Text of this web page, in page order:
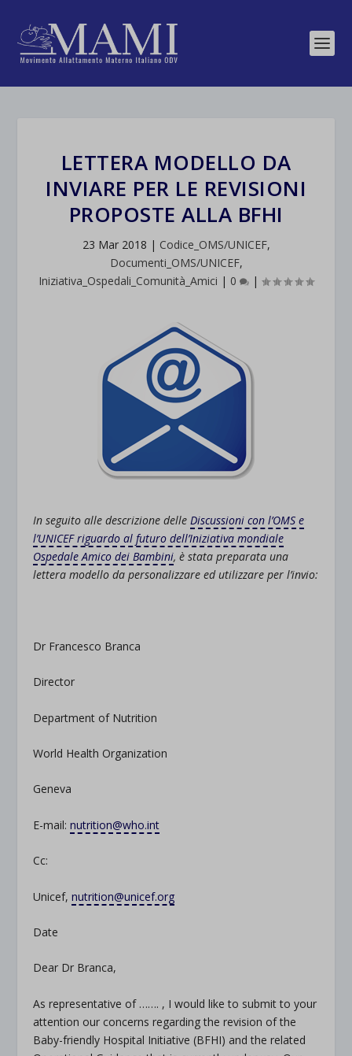
LETTERA MODELLO DA
INVIARE PER LE REVISIONI
PROPOSTE ALLA BFHI
23 Mar 2018 | Codice_OMS/UNICEF,
Documenti_OMS/UNICEF,
Iniziativa_Ospedali_Comunità_Amici | 0 |
In seguito alle descrizione delleDiscussioni con l’OMS e
l’UNICEF riguardo al futuro dell’Iniziativa mondiale
Ospedale Amico dei Bambini, è stata preparata una
lettera modello da personalizzare ed utilizzare per l’invio:
Dr Francesco Branca
Director
Department of Nutrition
World Health Organization
Geneva
E-mail:nutrition@who.int
Cc:
Unicef,nutrition@unicef.org
Date
Dear Dr Branca,
As representative of ……. , I would like to submit to your
attention our concerns regarding the revision of the
Baby-friendly Hospital Initiative (BFHI) and the related